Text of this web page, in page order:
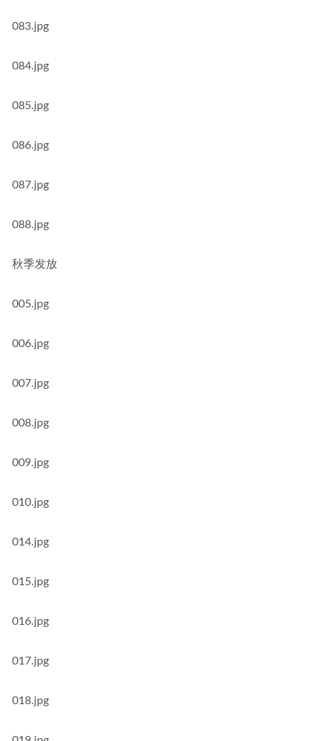
083.jpg
084.jpg
085.jpg
086.jpg
087.jpg
088.jpg
秋季发放
005.jpg
006.jpg
007.jpg
008.jpg
009.jpg
010.jpg
014.jpg
015.jpg
016.jpg
017.jpg
018.jpg